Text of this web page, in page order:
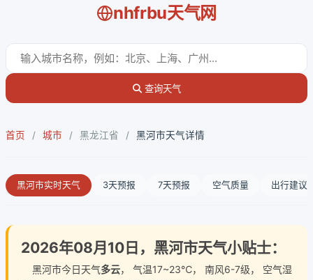
nhfrbu天气网
查询天气
首页 / 城市 / 黑龙江省 / 黑河市天气详情
黑河市实时天气 3天预报 7天预报 空气质量 出行建议
2026年08月10日，黑河市天气小贴士：
黑河市今日天气多云， 气温17~23℃， 南风6-7级， 空气湿